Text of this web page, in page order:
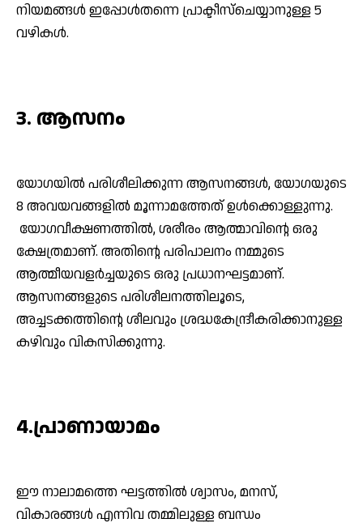
നിയമങ്ങള്‍ ഇപ്പോള്‍തന്നെ പ്രാക്ടീസ്‌ചെയ്യാനുള്ള 5
വഴികള്‍.
3. ആസനം
യോഗയില്‍ പരിശീലിക്കുന്ന ആസനങ്ങള്‍, യോഗയുടെ
8 അവയവങ്ങളില്‍ മൂന്നാമത്തേത് ഉള്‍ക്കൊള്ളുന്നു.
യോഗവീക്ഷണത്തില്‍, ശരീരം ആത്മാവിന്റെ ഒരു
ക്ഷേത്രമാണ്. അതിന്റെ പരിപാലനം നമ്മുടെ
ആത്മീയവളര്‍ച്ചയുടെ ഒരു പ്രധാനഘട്ടമാണ്.
ആസനങ്ങളുടെ പരിശീലനത്തിലൂടെ,
അച്ചടക്കത്തിന്റെ ശീലവും ശ്രദ്ധകേന്ദ്രീകരിക്കാനുള്ള
കഴിവും വികസിക്കുന്നു.
4.പ്രാണായാമം
ഈ നാലാമത്തെ ഘട്ടത്തില്‍ ശ്വാസം, മനസ്,
വികാരങ്ങള്‍ എന്നിവ തമ്മിലുള്ള ബന്ധം